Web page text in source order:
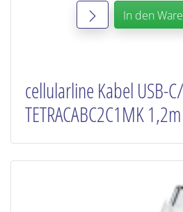
In den
cellularline Kabel USB-
TETRACABC2C1MK